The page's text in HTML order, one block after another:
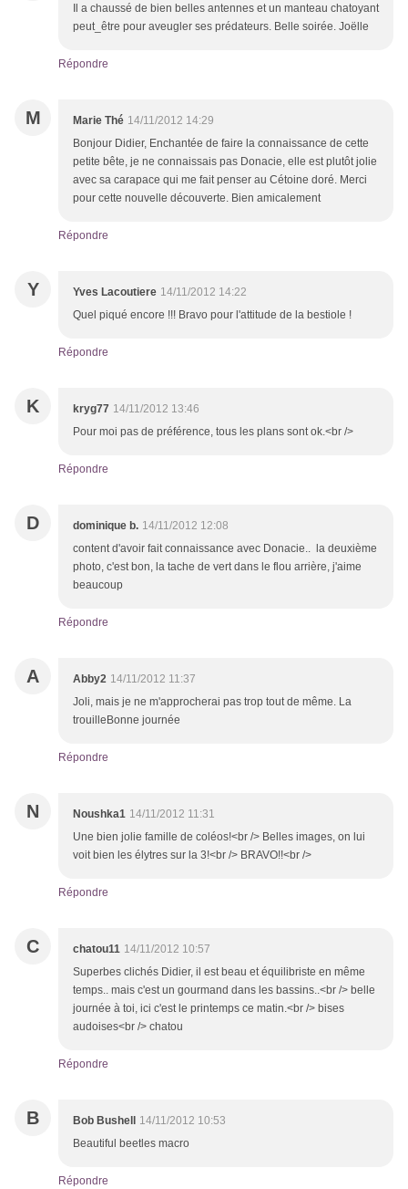
Il a chaussé de bien belles antennes et un manteau chatoyant
peut_être pour aveugler ses prédateurs. Belle soirée. Joëlle
Répondre
M Marie Thé 14/11/2012 14:29
Bonjour Didier, Enchantée de faire la connaissance de cette
petite bête, je ne connaissais pas Donacie, elle est plutôt jolie
avec sa carapace qui me fait penser au Cétoine doré. Merci
pour cette nouvelle découverte. Bien amicalement
Répondre
Y Yves Lacoutiere 14/11/2012 14:22
Quel piqué encore !!! Bravo pour l'attitude de la bestiole !
Répondre
K kryg77 14/11/2012 13:46
Pour moi pas de préférence, tous les plans sont ok.<br />
Répondre
D dominique b. 14/11/2012 12:08
content d'avoir fait connaissance avec Donacie.. la deuxième
photo, c'est bon, la tache de vert dans le flou arrière, j'aime
beaucoup
Répondre
A Abby2 14/11/2012 11:37
Joli, mais je ne m'approcherai pas trop tout de même. La
trouilleBonne journée
Répondre
N Noushka1 14/11/2012 11:31
Une bien jolie famille de coléos!<br /> Belles images, on lui
voit bien les élytres sur la 3!<br /> BRAVO!!<br />
Répondre
C chatou11 14/11/2012 10:57
Superbes clichés Didier, il est beau et équilibriste en même
temps.. mais c'est un gourmand dans les bassins..<br /> belle
journée à toi, ici c'est le printemps ce matin.<br /> bises
audoises<br /> chatou
Répondre
B Bob Bushell
14/11/2012 10:53
Beautiful beetles macro
Répondre